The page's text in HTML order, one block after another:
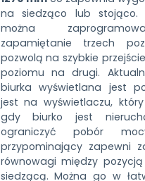
na siedząco lub stojąco.
można
zapamiętanie trzech
pozwolą na szybkie
poziomu na drugi.
biurka wyświetlana jest
jest na wyświetlaczu,
gdy biurko jest
ograniczyć pobór
przypominający zapewni
równowagi między
siedzącą. Można go w